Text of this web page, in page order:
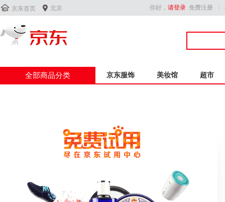
 京东首页  北京 你好， 请登录 免费注册
全部商品分类 京东服饰 美妆馆 超市